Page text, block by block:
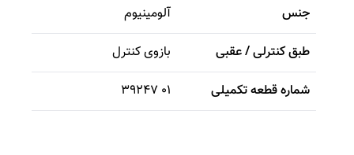
جنس
آلومینیوم
طبق کنترلی / عقبی
بازوی کنترل
شماره قطعه تکمیلی
39247 01